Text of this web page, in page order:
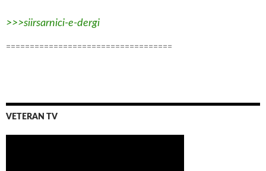
>>>siirsarnici-e-dergi
===================================
VETERAN TV